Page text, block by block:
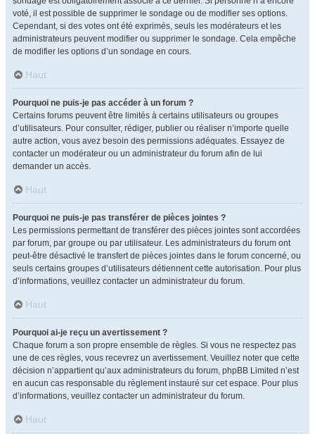
voté, il est possible de supprimer le sondage ou de modifier ses options.
Cependant, si des votes ont été exprimés, seuls les modérateurs et les
administrateurs peuvent modifier ou supprimer le sondage. Cela empêche
de modifier les options d’un sondage en cours.
Haut
Pourquoi ne puis-je pas accéder à un forum ?
Certains forums peuvent être limités à certains utilisateurs ou groupes
d’utilisateurs. Pour consulter, rédiger, publier ou réaliser n’importe quelle
autre action, vous avez besoin des permissions adéquates. Essayez de
contacter un modérateur ou un administrateur du forum afin de lui
demander un accès.
Haut
Pourquoi ne puis-je pas transférer de pièces jointes ?
Les permissions permettant de transférer des pièces jointes sont accordées
par forum, par groupe ou par utilisateur. Les administrateurs du forum ont
peut-être désactivé le transfert de pièces jointes dans le forum concerné, ou
seuls certains groupes d’utilisateurs détiennent cette autorisation. Pour plus
d’informations, veuillez contacter un administrateur du forum.
Haut
Pourquoi ai-je reçu un avertissement ?
Chaque forum a son propre ensemble de règles. Si vous ne respectez pas
une de ces règles, vous recevrez un avertissement. Veuillez noter que cette
décision n’appartient qu’aux administrateurs du forum, phpBB Limited n’est
en aucun cas responsable du règlement instauré sur cet espace. Pour plus
d’informations, veuillez contacter un administrateur du forum.
Haut